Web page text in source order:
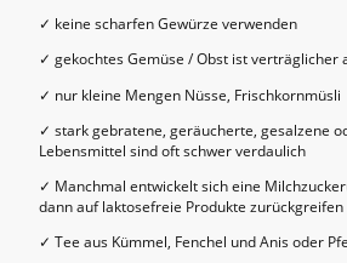
✓ keine scharfen Gewürze verwenden
✓ gekochtes Gemüse / Obst ist verträglicher
✓ nur kleine Mengen Nüsse, Frischkornmüsli
✓ stark gebratene, geräucherte, gesalzene
Lebensmittel sind oft schwer verdaulich
✓ Manchmal entwickelt sich eine
dann auf laktosefreie Produkte zurückgreifen
✓ Tee aus Kümmel, Fenchel und Anis oder